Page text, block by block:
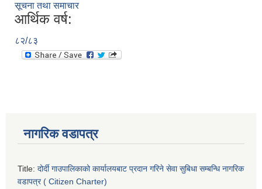
सूचना तथा समाचार
आर्थिक वर्ष:
८२/८३
नागरिक वडापत्र
Title: दोर्दी गाउपालिकाको कार्यालयबाट प्रदान गरिने सेवा सुबिधा सम्बन्धि नागरिक
वडापत्र ( Citizen Charter)